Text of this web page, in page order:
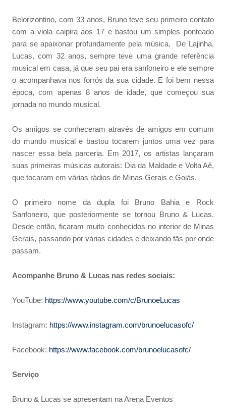
Belorizontino, com 33 anos, Bruno teve seu primeiro contato
com a viola caipira aos 17 e bastou um simples ponteado
para se apaixonar profundamente pela música. De Lajinha,
Lucas, com 32 anos, sempre teve uma grande referência
musical em casa, já que seu pai era sanfoneiro e ele sempre
o acompanhava nos forrós da sua cidade. E foi bem nessa
época, com apenas 8 anos de idade, que começou sua
jornada no mundo musical.
Os amigos se conheceram através de amigos em comum
do mundo musical e bastou tocarem juntos uma vez para
nascer essa bela parceria. Em 2017, os artistas lançaram
suas primeiras músicas autorais: Dia da Maldade e Volta Aê,
que tocaram em várias rádios de Minas Gerais e Goiás.
O primeiro nome da dupla foi Bruno Bahia e Rock
Sanfoneiro, que posteriormente se tornou Bruno & Lucas.
Desde então, ficaram muito conhecidos no interior de Minas
Gerais, passando por várias cidades e deixando fãs por onde
passam.
Acompanhe Bruno & Lucas nas redes sociais:
YouTube: https://www.youtube.com/c/BrunoeLucas
Instagram: https://www.instagram.com/brunoelucasofc/
Facebook: https://www.facebook.com/brunoelucasofc/
Serviço
Bruno & Lucas se apresentam na Arena Eventos